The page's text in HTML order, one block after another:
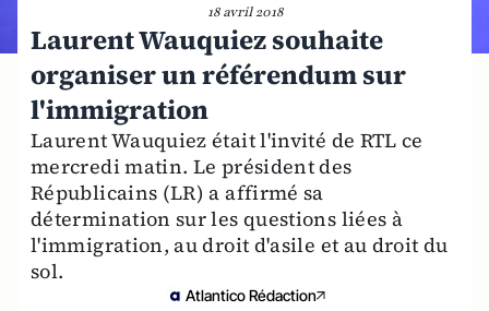
18 avril 2018
Laurent Wauquiez souhaite
organiser un référendum sur
l'immigration
Laurent Wauquiez était l'invité de RTL ce
mercredi matin. Le président des
Républicains (LR) a affirmé sa
détermination sur les questions liées à
l'immigration, au droit d'asile et au droit du
sol.
Atlantico Rédaction